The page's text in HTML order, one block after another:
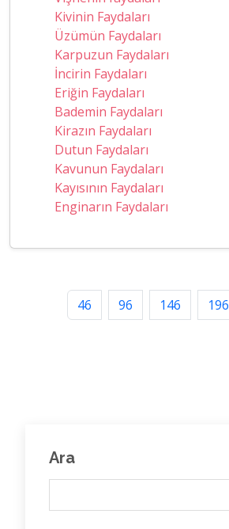
Kivinin Faydaları
Üzümün Faydaları
Karpuzun Faydaları
İncirin Faydaları
Eriğin Faydaları
Bademin Faydaları
Kirazın Faydaları
Dutun Faydaları
Kavunun Faydaları
Kayısının Faydaları
Enginarın Faydaları
46 96 146 196
Ara